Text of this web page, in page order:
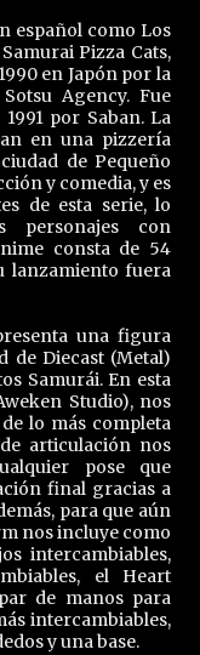
español como Los
Pizza Cats,
en Japón por la
Agency. Fue
por Saban. La
en una pizzería
de Pequeño
y comedia, y es
de esta serie, lo
con
consta de 54
lanzamiento fuera
una figura
de Diecast (Metal)
Samurái. En esta
Studio), nos
lo más completa
articulación nos
pose que
final gracias a
para que aún
nos incluye como
intercambiables,
el Heart
de manos para
intercambiables,
y una base.